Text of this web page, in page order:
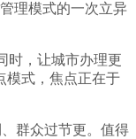
理模式的一次立异
时，让城市办理更
模式，焦点正在于
群众过节更。值得